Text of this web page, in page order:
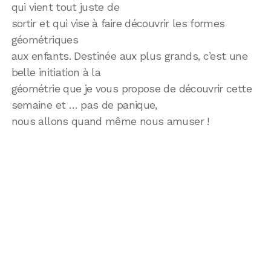
qui vient tout juste de
sortir et qui vise à faire découvrir les formes
géométriques
aux enfants. Destinée aux plus grands, c’est une
belle initiation à la
géométrie que je vous propose de découvrir cette
semaine et … pas de panique,
nous allons quand même nous amuser !